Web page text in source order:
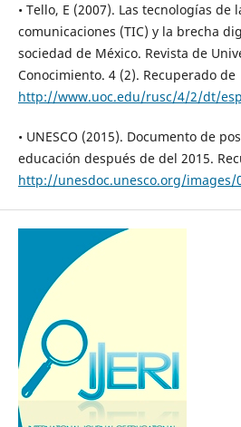
• Tello, E (2007). Las tecnologías de
comunicaciones (TIC) y la brecha
sociedad de México. Revista de
Conocimiento. 4 (2). Recuperado de
http://www.uoc.edu/rusc/4/2/dt/
• UNESCO (2015). Documento de
educación después de del 2015.
http://unesdoc.unesco.org/images/